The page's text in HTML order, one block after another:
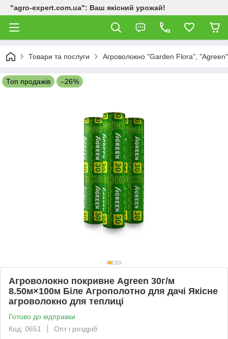
"agro-expert.com.ua": Ваш якісний урожай!
Товари та послуги Агроволокно "Garden Flora", "Agreen"
Топ продажів –26%
Агроволокно покривне Agreen 30г/м
8.50м×100м Біле Агрополотно для дачі Якісне
агроволокно для теплиці
Готово до відправки
Код: 0651
Опт і роздріб